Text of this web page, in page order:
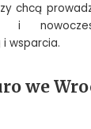
chcą
i
i wsparcia.
we